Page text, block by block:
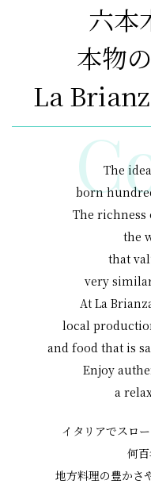
六本
本物
La
The
born
The
the
that
very
At La
local
and food that is
Enjoy
a
イタリアでスロ
何百
地方料理の豊かさや